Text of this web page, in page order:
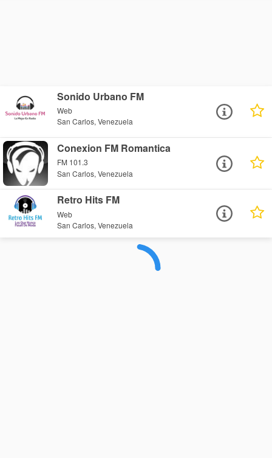
Sonido Urbano FM
Web
San Carlos, Venezuela
Conexion FM Romantica
FM 101.3
San Carlos, Venezuela
Retro Hits FM
Web
San Carlos, Venezuela